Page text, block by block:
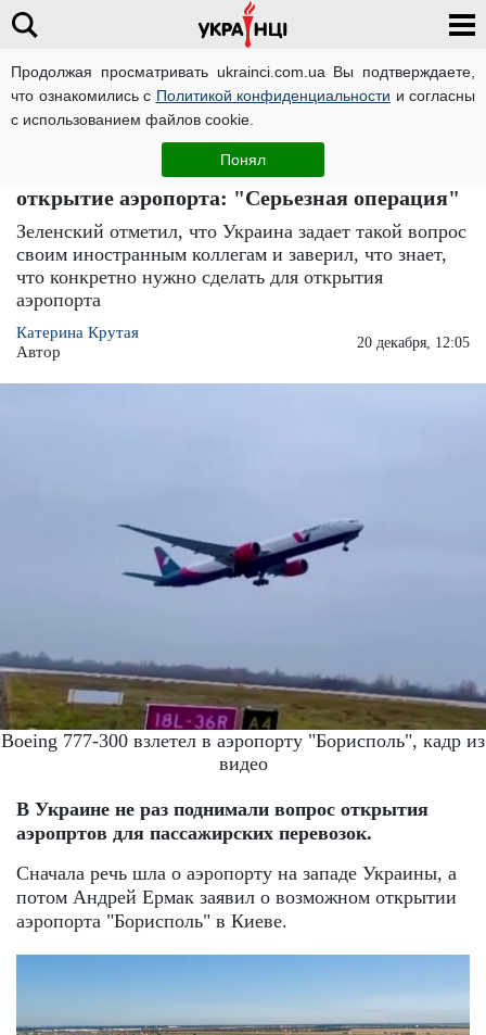
Продолжая просматривать ukrainci.com.ua Вы подтверждаете,
что ознакомились с Политикой конфиденциальности и согласны
с использованием файлов cookie.
Понял
Пассажирский Boeing 777-300 вылетел из
Борисполя, а Зеленский рассказал про
открытие аэропорта: "Серьезная операция"
Зеленский отметил, что Украина задает такой вопрос
своим иностранным коллегам и заверил, что знает,
что конкретно нужно сделать для открытия
аэропорта
Катерина Крутая
Автор
20 декабря, 12:05
Boeing 777-300 взлетел в аэропорту "Борисполь", кадр из
видео
В Украине не раз поднимали вопрос открытия
аэропртов для пассажирских перевозок.
Сначала речь шла о аэропорту на западе Украины, а
потом Андрей Ермак заявил о возможном открытии
аэропорта "Борисполь" в Киеве.